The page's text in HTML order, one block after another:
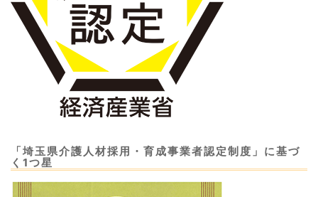
「埼玉県介護人材採用・育成事業者認定制度」に基づ
く1つ星